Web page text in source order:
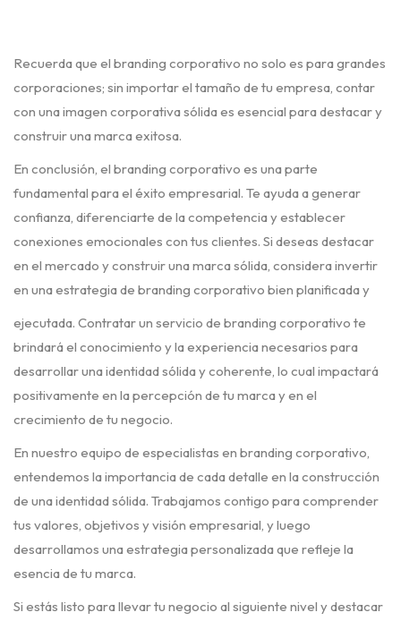
Recuerda que el branding corporativo no solo es para grandes
corporaciones; sin importar el tamaño de tu empresa, contar
con una imagen corporativa sólida es esencial para destacar y
construir una marca exitosa.
En conclusión, el branding corporativo es una parte
fundamental para el éxito empresarial. Te ayuda a generar
confianza, diferenciarte de la competencia y establecer
conexiones emocionales con tus clientes. Si deseas destacar
en el mercado y construir una marca sólida, considera invertir
en una estrategia de branding corporativo bien planificada y
ejecutada. Contratar un servicio de branding corporativo te
brindará el conocimiento y la experiencia necesarios para
desarrollar una identidad sólida y coherente, lo cual impactará
positivamente en la percepción de tu marca y en el
crecimiento de tu negocio.
En nuestro equipo de especialistas en branding corporativo,
entendemos la importancia de cada detalle en la construcción
de una identidad sólida. Trabajamos contigo para comprender
tus valores, objetivos y visión empresarial, y luego
desarrollamos una estrategia personalizada que refleje la
esencia de tu marca.
Si estás listo para llevar tu negocio al siguiente nivel y destacar